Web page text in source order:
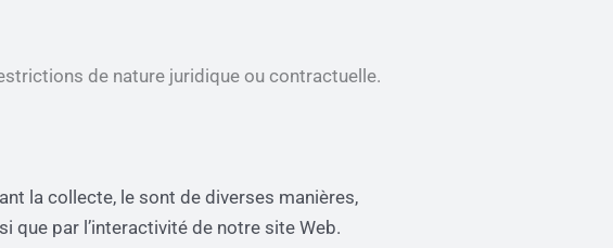
de nature juridique ou contractuelle.
la collecte, le sont de diverses manières,
que par l’interactivité de notre site Web.